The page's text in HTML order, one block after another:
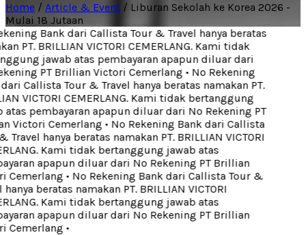
Home / Article & Event / Liburan Sekolah ke Korea 2026 -
Mulai 18 Jutaan
Bank dari Callista Tour & Travel hanya beratas
PT. BRILLIAN VICTORI CEMERLANG. Kami tidak
jawab atas pembayaran apapun diluar dari
PT Brillian Victori Cemerlang• No Rekening
Callista Tour & Travel hanya beratas namakan PT.
VICTORI CEMERLANG. Kami tidak bertanggung
pembayaran apapun diluar dari No Rekening PT
Victori Cemerlang• No Rekening Bank dari Callista
Travel hanya beratas namakan PT. BRILLIAN VICTORI
Kami tidak bertanggung jawab atas
apapun diluar dari No Rekening PT Brillian
Cemerlang• No Rekening Bank dari Callista Tour &
beratas namakan PT. BRILLIAN VICTORI
Kami tidak bertanggung jawab atas
apapun diluar dari No Rekening PT Brillian
Cemerlang•